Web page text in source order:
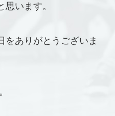
います。
をありがとうございま